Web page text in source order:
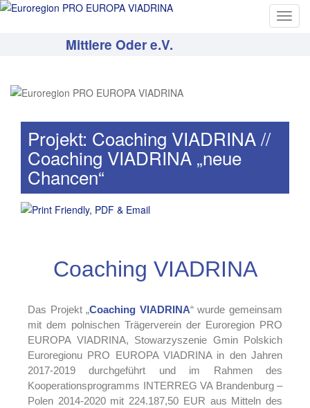
T
a
Mittlere Oder e.V.
Projekt: Coaching VIADRINA //
Coaching VIADRINA „neue
Chancen“
Coaching VIADRINA
Das Projekt „Coaching VIADRINA“ wurde gemeinsam
mit dem polnischen Trägerverein der Euroregion PRO
EUROPA VIADRINA, Stowarzyszenie Gmin Polskich
Euroregionu PRO EUROPA VIADRINA in den Jahren
2017-2019 durchgeführt und im Rahmen des
Kooperationsprogramms INTERREG VA Brandenburg –
Polen 2014-2020 mit 224.187,50 EUR aus Mitteln des